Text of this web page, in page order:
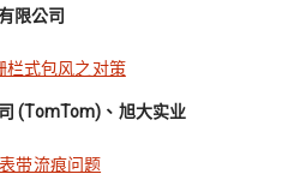
限公司
栏式包风之对策
(TomTom)、旭大实业
带流痕问题